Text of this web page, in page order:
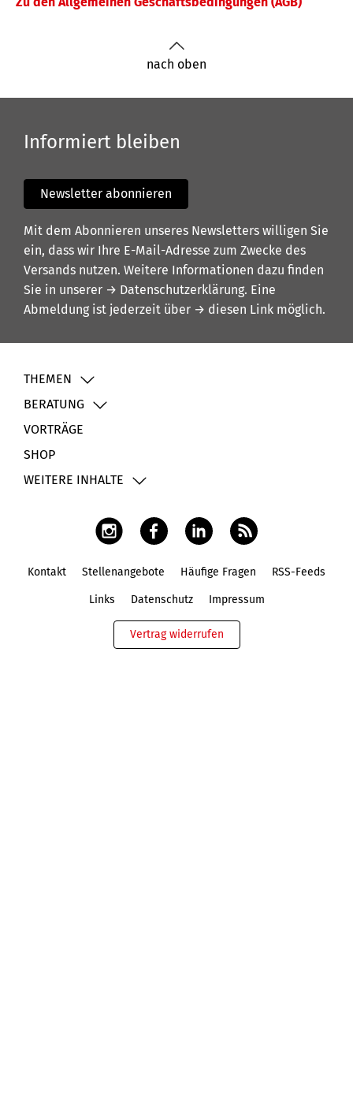
nach oben
Informiert bleiben
Newsletter abonnieren
Mit dem Abonnieren unseres Newsletters willigen Sie
ein, dass wir Ihre E-Mail-Adresse zum Zwecke des
Versands nutzen. Weitere Informationen dazu finden
Sie in unserer → Datenschutzerklärung. Eine
Abmeldung ist jederzeit über → diesen Link möglich.
THEMEN
BERATUNG
VORTRÄGE
SHOP
WEITERE INHALTE
Kontakt Stellenangebote Häufige Fragen RSS-Feeds
Links Datenschutz Impressum
Vertrag widerrufen